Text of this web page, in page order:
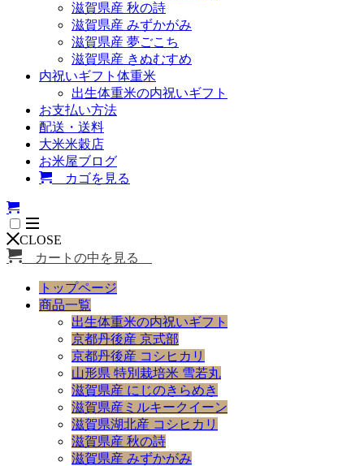
滋賀県産 秋の詩
滋賀県産 みずかがみ
滋賀県産 夢ごこち
滋賀県産 きぬむすめ
内祝いギフト体重米
出生体重米の内祝いギフト
お支払い方法
配送・送料
大米米穀店
お米屋ブログ
カゴを見る
CLOSE
カートの中を見る
トップページ
商品一覧
出生体重米の内祝いギフト
京都丹後産 京式部
京都丹後産 コシヒカリ
山形県 特別栽培米 雪若丸
滋賀県産 にじのきらめき
滋賀県産ミルキークイーン
滋賀県湖北産 コシヒカリ
滋賀県産 秋の詩
滋賀県産 みずかがみ